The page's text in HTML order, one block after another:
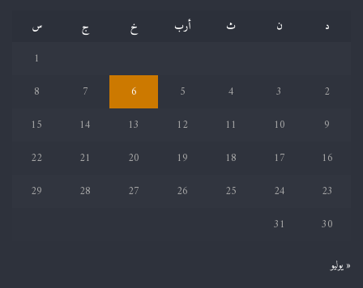
د
ن ث أرب خ ج
س
1
2
3
4
5
6
7
8
9
10
11
12
13
14
15
16
17
18
19
20
21
22
23
24
25
26
27
28
29
30
31
« يوليو